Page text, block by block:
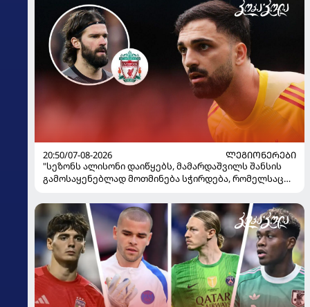
20:50/07-08-2026
ᲚᲔᲒᲘᲝᲜᲔᲠᲔᲑᲘ
"სეზონს ალისონი დაიწყებს, მამარდაშვილს შანსის
გამოსაყენებლად მოთმინება სჭირდება, რომელსაც
ყოფილმა მეკარემ